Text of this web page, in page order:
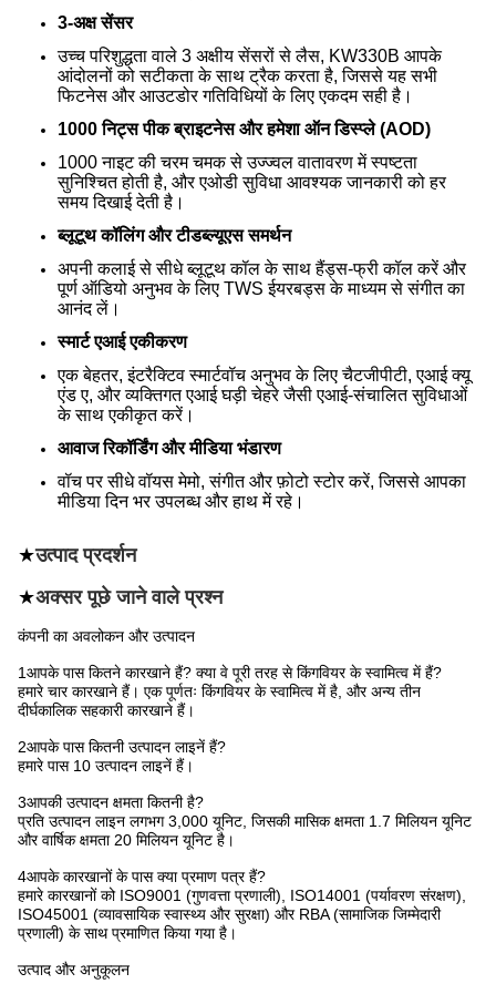
3-अक्ष सेंसर
उच्च परिशुद्धता वाले 3 अक्षीय सेंसरों से लैस, KW330B आपके
आंदोलनों को सटीकता के साथ ट्रैक करता है, जिससे यह सभी
फिटनेस और आउटडोर गतिविधियों के लिए एकदम सही है।
1000 निट्स पीक ब्राइटनेस और हमेशा ऑन डिस्प्ले (AOD)
1000 नाइट की चरम चमक से उज्ज्वल वातावरण में स्पष्टता
सुनिश्चित होती है, और एओडी सुविधा आवश्यक जानकारी को हर
समय दिखाई देती है।
ब्लूटूथ कॉलिंग और टीडब्ल्यूएस समर्थन
अपनी कलाई से सीधे ब्लूटूथ कॉल के साथ हैंड्स-फ्री कॉल करें और
पूर्ण ऑडियो अनुभव के लिए TWS ईयरबड्स के माध्यम से संगीत का
आनंद लें।
स्मार्ट एआई एकीकरण
एक बेहतर, इंटरैक्टिव स्मार्टवॉच अनुभव के लिए चैटजीपीटी, एआई क्यू
एंड ए, और व्यक्तिगत एआई घड़ी चेहरे जैसी एआई-संचालित सुविधाओं
के साथ एकीकृत करें।
आवाज रिकॉर्डिंग और मीडिया भंडारण
वॉच पर सीधे वॉयस मेमो, संगीत और फ़ोटो स्टोर करें, जिससे आपका
मीडिया दिन भर उपलब्ध और हाथ में रहे।
★उत्पाद प्रदर्शन
★अक्सर पूछे जाने वाले प्रश्न
कंपनी का अवलोकन और उत्पादन
1आपके पास कितने कारखाने हैं? क्या वे पूरी तरह से किंगवियर के स्वामित्व में हैं?
हमारे चार कारखाने हैं। एक पूर्णतः किंगवियर के स्वामित्व में है, और अन्य तीन
दीर्घकालिक सहकारी कारखाने हैं।
2आपके पास कितनी उत्पादन लाइनें हैं?
हमारे पास 10 उत्पादन लाइनें हैं।
3आपकी उत्पादन क्षमता कितनी है?
प्रति उत्पादन लाइन लगभग 3,000 यूनिट, जिसकी मासिक क्षमता 1.7 मिलियन यूनिट
और वार्षिक क्षमता 20 मिलियन यूनिट है।
4आपके कारखानों के पास क्या प्रमाण पत्र हैं?
हमारे कारखानों को ISO9001 (गुणवत्ता प्रणाली), ISO14001 (पर्यावरण संरक्षण),
ISO45001 (व्यावसायिक स्वास्थ्य और सुरक्षा) और RBA (सामाजिक जिम्मेदारी
प्रणाली) के साथ प्रमाणित किया गया है।
उत्पाद और अनुकूलन